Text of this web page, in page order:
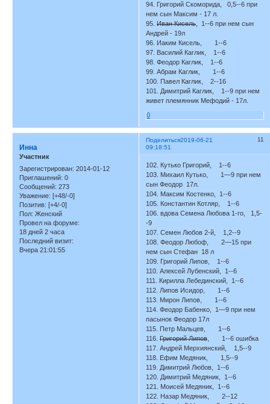
94. Григорий Скоморида, 0,5--6 при
нем сын Максим - 17 л.
95.Иван Кисель, 1--6 при нем сын
Андрей - 19л
96. Иаким Кисель, 1--6
97. Василий Каглик, 1--6
98. Феодор Каглик, 1--6
99. Абрам Каглик, 1--6
100. Павел Каглик, 2--16
101. Димитрий Каглик, 1--9 при нем
живет племянник Мефодий - 17л.
0
Поделиться 11
2019-06-21
09:18:51
Инна
Участник
Зарегистрирован: 2014-01-12
Приглашений: 0
Сообщений: 273
Уважение: [+48/-0]
Позитив: [+4/-0]
Пол: Женский
Провел на форуме:
18 дней 2 часа
Последний визит:
Вчера 21:01:55
102. Кутько Григорий, 1--6
103. Михаил Кутько, 1—9 при нем
сын Феодор 17л.
104. Максим Костенко, 1--6
105. Константин Котляр, 1--6
106. вдова Семена Любова 1-го, 1,5-
-9
107. Семен Любов 2-й, 1,2--9
108. Феодор Любоф, 2—15 при
нем сын Стефан 18 л
109. Григорий Липов, 1--6
110. Алексей Лубенский, 1--6
111. Кирилла Лебединский, 1--6
112. Липов Исидор, 1--6
113. Мирон Липов, 1--6
114. Феодор Бабенко, 1—9 при нем
пасынок Феодор 17л
115. Петр Мальцев, 1--6
116.Григорий Липов , 1--6 ошибка
117. Андрей Мерхиянский, 1,5--9
118. Ефим Медяник, 1,5--9
119. Димитрий Любов, 1--6
120. Димитрий Медяник, 1--6
121. Моисей Медяник, 1--6
122. Назар Медяник, 2--12